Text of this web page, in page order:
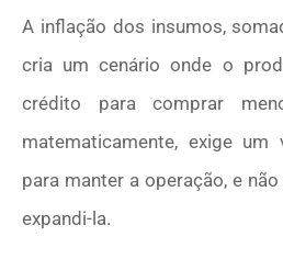
A inflação dos insumos,
cria um cenário onde o
crédito para comprar
matematicamente, exige um
para manter a operação, e
expandi-la.